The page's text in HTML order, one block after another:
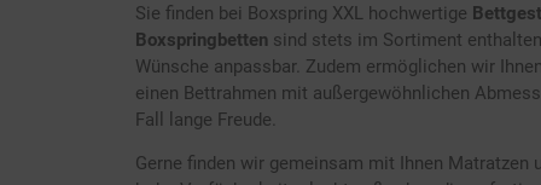
Sie finden bei Boxspring XXL hochwertige
Boxspringbetten sind stets im Sortiment
Wünsche anpassbar. Zudem ermöglichen wir
einen Bettrahmen mit außergewöhnlichen
Fall lange Freude.
Gerne finden wir gemeinsam mit Ihnen